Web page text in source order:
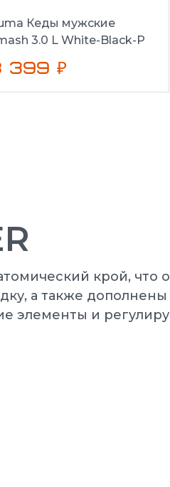
Кеды мужские
3.0 L White-Black-P
399 ₽
крой, что
а также дополнены
элементы и